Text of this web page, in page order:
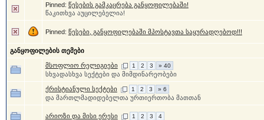
Pinned: წესების გამკაცრება განყოფილებაში!
წაკითხვა აუცილებელია!
Pinned: წესები, განყოფილებაში მპოსტავთა საყურადღებოდ!!!
განყოფილების თემები
მსოფლიო რელიგიები 1 2 3 » 40
სხვადასხვა სექტები და მიმდინარეობები
ქრისტიანული სექტები 1 2 3 » 6
და მართლმადიდებელთა ურთიერთობა მათთან
არიოზი და მისი ერესი 1 2 3 4